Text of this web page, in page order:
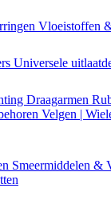
Vloeistoffen
Universele
Draagarmen
Velgen |
Smeermiddelen &